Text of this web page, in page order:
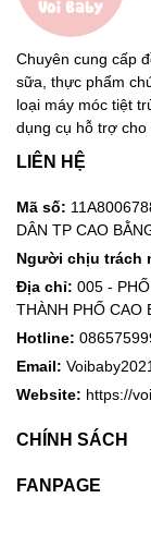
Chuyên cung cấp
sữa, thực phẩm
loại máy móc tiệt
dụng cụ hỗ trợ cho
LIÊN HỆ
Mã số:
DÂN TP CAO
Người chịu trách
Địa chỉ: 005 -
THÀNH PHỐ CAO
Hotline:
Email:
Website: https://
CHÍNH SÁCH
FANPAGE